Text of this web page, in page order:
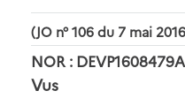
(JO n° 106 du 7 mai
NOR : DEVP1608479A
Vus